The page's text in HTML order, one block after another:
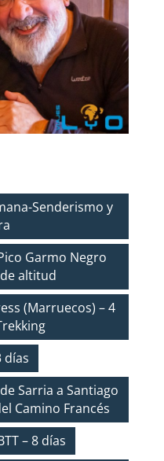
Senderismo y
Garmo Negro
altitud
(Marruecos) – 4
días
Sarria a Santiago
Camino Francés
– 8 días